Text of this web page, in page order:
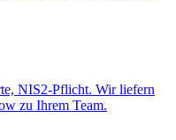
NIS2-Pflicht. Wir liefern
zu Ihrem Team.